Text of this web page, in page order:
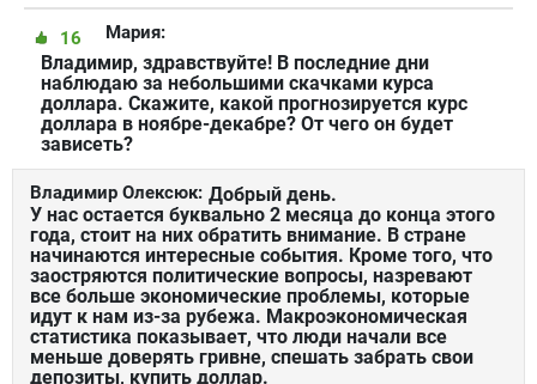
Мария:
16
Владимир, здравствуйте! В последние дни
наблюдаю за небольшими скачками курса
доллара. Скажите, какой прогнозируется курс
доллара в ноябре-декабре? От чего он будет
зависеть?
Владимир Олексюк: Добрый день.
У нас остается буквально 2 месяца до конца этого
года, стоит на них обратить внимание. В стране
начинаются интересные события. Кроме того, что
заостряются политические вопросы, назревают
все больше экономические проблемы, которые
идут к нам из-за рубежа. Макроэкономическая
статистика показывает, что люди начали все
меньше доверять гривне, спешать забрать свои
депозиты, купить доллар.